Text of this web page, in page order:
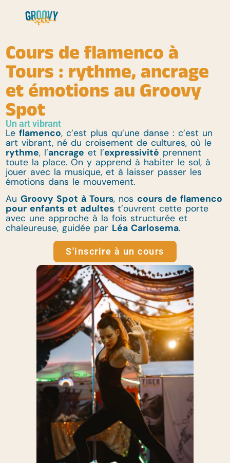
Cours de flamenco à
Tours : rythme, ancrage
et émotions au Groovy
Spot
Un art vibrant
Le flamenco, c’est plus qu’une danse : c’est un
art vibrant, né du croisement de cultures, où le
rythme, l’ancrage et l’expressivité prennent
toute la place. On y apprend à habiter le sol, à
jouer avec la musique, et à laisser passer les
émotions dans le mouvement.
Au Groovy Spot à Tours, nos cours de flamenco
pour enfants et adultes t’ouvrent cette porte
avec une approche à la fois structurée et
chaleureuse, guidée par Léa Carlosema.
S'inscrire à un cours